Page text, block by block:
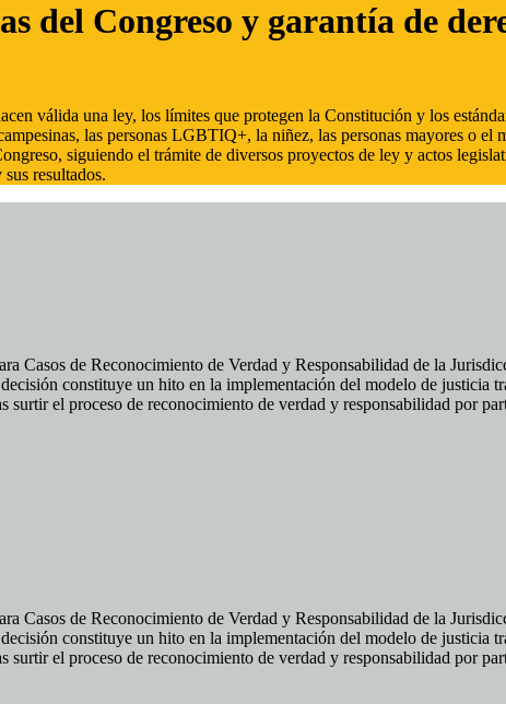
del Congreso y garantía de
válida una ley, los límites que protegen la Constitución y los
las personas LGBTIQ+, la niñez, las personas mayores o el
siguiendo el trámite de diversos proyectos de ley y actos
resultados.
Casos de Reconocimiento de Verdad y Responsabilidad de la
constituye un hito en la implementación del modelo de
surtir el proceso de reconocimiento de verdad y responsabilidad por
Casos de Reconocimiento de Verdad y Responsabilidad de la
constituye un hito en la implementación del modelo de
surtir el proceso de reconocimiento de verdad y responsabilidad por